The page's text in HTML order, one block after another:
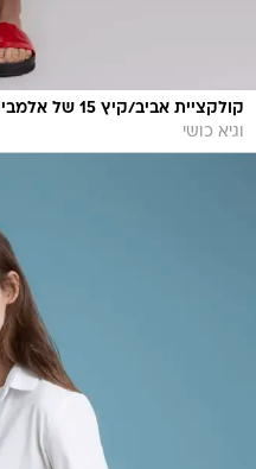
קולקציית אביב/קיץ 15 של אלמביקה בעיצוב הגר אלמביק
וגיא כושי